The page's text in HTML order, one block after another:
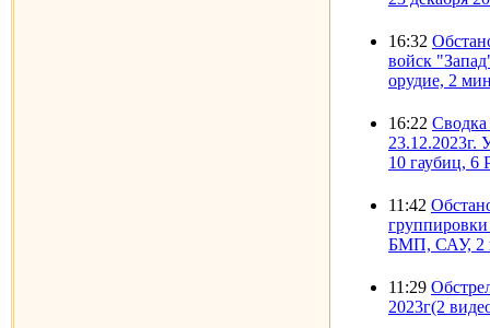
16:32
войск
орудие, 2
16:22
10 гаубиц,
11:42
БМП, САУ, 2
11:29
2023г(2